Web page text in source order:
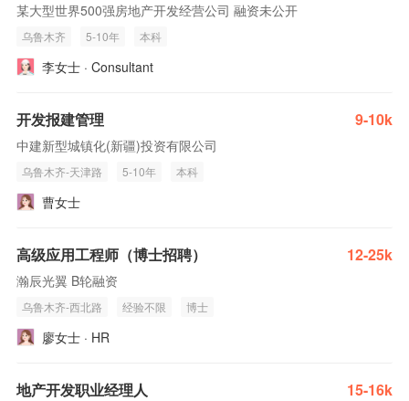
某大型世界500强房地产开发经营公司 融资未公开
乌鲁木齐 5-10年 本科
李女士 · Consultant
开发报建管理 9-10k
中建新型城镇化(新疆)投资有限公司
乌鲁木齐-天津路 5-10年 本科
曹女士
高级应用工程师（博士招聘） 12-25k
瀚辰光翼 B轮融资
乌鲁木齐-西北路 经验不限 博士
廖女士 · HR
地产开发职业经理人 15-16k